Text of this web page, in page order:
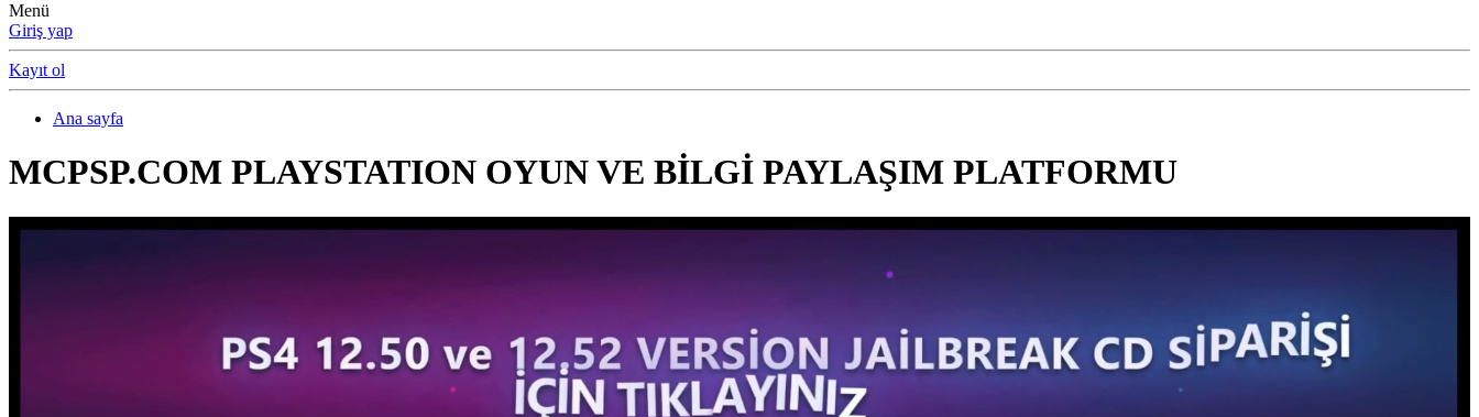
Menü
Giriş yap
Kayıt ol
Ana sayfa
MCPSP.COM PLAYSTATION OYUN VE BİLGİ PAYLAŞIM PLATFORMU